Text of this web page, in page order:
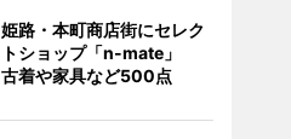
姫路・本町商店街にセレク
トショップ「n-mate」
古着や家具など500点